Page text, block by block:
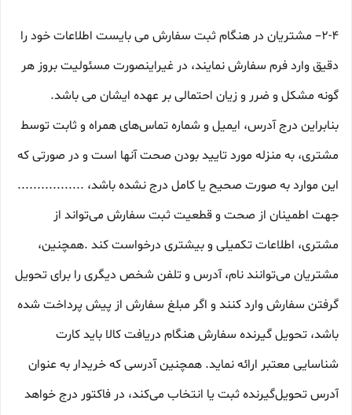
2-۴– مشتریان در هنگام ثبت سفارش می بایست اطلاعات خود را
دقیق وارد فرم سفارش نمایند، در غیراینصورت مسئولیت بروز هر
گونه مشکل و ضرر و زیان احتمالی بر عهده ایشان می باشد.
بنابراین درج آدرس، ایمیل و شماره تماس‌های همراه و ثابت توسط
مشتری، به منزله مورد تایید بودن صحت آنها است و در صورتی که
این موارد به صورت صحیح یا کامل درج نشده باشد، .................
جهت اطمینان از صحت و قطعیت ثبت سفارش می‌تواند از
مشتری، اطلاعات تکمیلی و بیشتری درخواست کند .همچنین،
مشتریان می‌توانند نام، آدرس و تلفن شخص دیگری را برای تحویل
گرفتن سفارش وارد کنند و اگر مبلغ سفارش از پیش پرداخت شده
باشد، تحویل گیرنده سفارش هنگام دریافت کالا باید کارت
شناسایی معتبر ارائه نماید. همچنین آدرسی که خریدار به عنوان
آدرس تحویل‌گیرنده ثبت یا انتخاب می‌کند، در فاکتور درج خواهد